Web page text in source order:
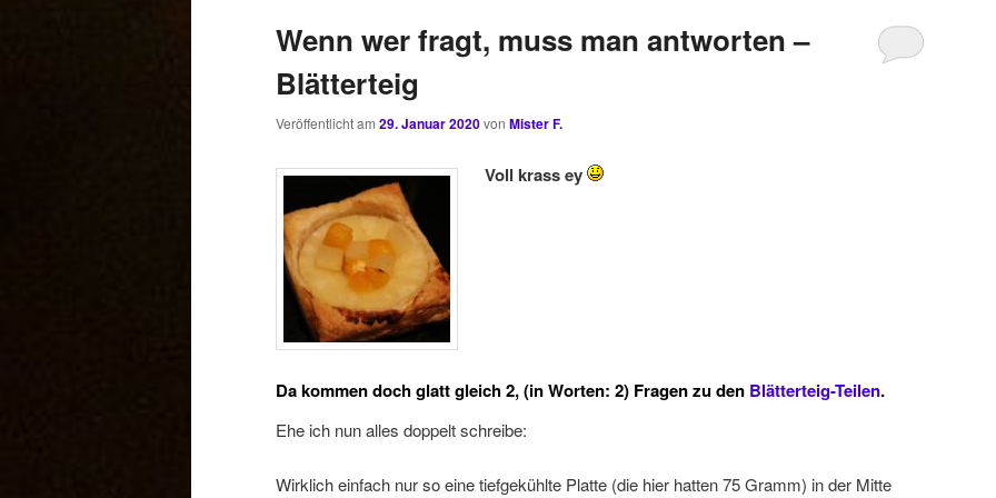
Wenn wer fragt, muss man antworten –
Blätterteig
Veröffentlicht am 29. Januar 2020von Mister F.
Voll krass ey
Da kommen doch glatt gleich 2, (in Worten: 2) Fragen zu den Blätterteig-Teilen.
Ehe ich nun alles doppelt schreibe:
Wirklich einfach nur so eine tiefgekühlte Platte (die hier hatten 75 Gramm) in der Mitte